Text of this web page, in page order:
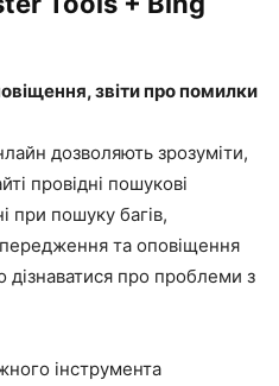
звіти про помилки
дозволяють зрозуміти,
провідні пошукові
при пошуку багів,
та оповіщення
про проблеми з
інструмента